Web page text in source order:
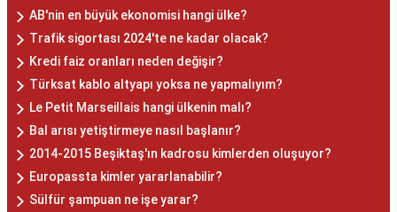
AB'nin en büyük ekonomisi hangi ülke?
Trafik sigortası 2024'te ne kadar olacak?
Kredi faiz oranları neden değişir?
Türksat kablo altyapı yoksa ne yapmalıyım?
Le Petit Marseillais hangi ülkenin malı?
Bal arısı yetiştirmeye nasıl başlanır?
2014-2015 Beşiktaş'ın kadrosu kimlerden oluşuyor?
Europassta kimler yararlanabilir?
Sülfür şampuan ne işe yarar?